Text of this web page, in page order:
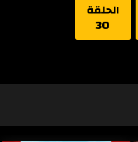
الحلقة
30